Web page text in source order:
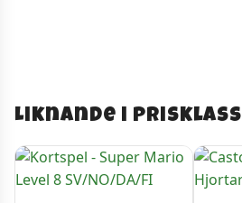
Liknande i prisklass